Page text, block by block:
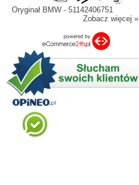
Oryginał BMW - 51142406751
Zobacz więcej »